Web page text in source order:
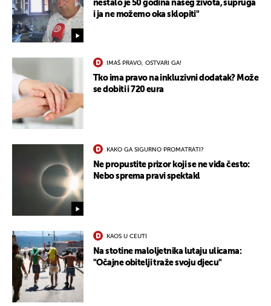
nestalo je 50 godina našeg života, supruga
i ja ne možemo oka sklopiti"
IMAŠ PRAVO, OSTVARI GA!
Tko ima pravo na inkluzivni dodatak? Može
se dobiti i 720 eura
KAKO GA SIGURNO PROMATRATI?
Ne propustite prizor koji se ne viđa često:
Nebo sprema pravi spektakl
KAOS U CEUTI
Na stotine maloljetnika lutaju ulicama:
"Očajne obitelji traže svoju djecu"
UKLJUČITE NOTIFIKACIJE